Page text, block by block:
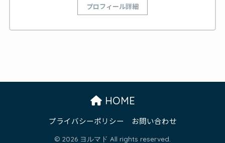
プロフィール詳細
HOME
プライバシーポリシー お問い合わせ
© 2026 ヨルマド All rights reserved.